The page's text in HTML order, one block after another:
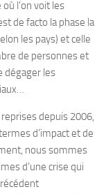
l’on voit les
de facto la phase la
les pays) et celle
de personnes et
dégager les
depuis 2006,
d’impact et de
nous sommes
d’une crise qui